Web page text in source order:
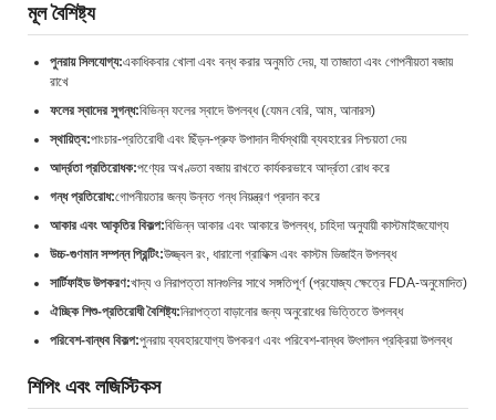
মূল বৈশিষ্ট্য
পুনরায় সিলযোগ্য:একাধিকবার খোলা এবং বন্ধ করার অনুমতি দেয়, যা তাজাতা এবং গোপনীয়তা বজায়
রাখে
ফলের স্বাদের সুগন্ধ:বিভিন্ন ফলের স্বাদে উপলব্ধ (যেমন বেরি, আম, আনারস)
স্থায়িত্ব:পাংচার-প্রতিরোধী এবং ছিঁড়ন-প্রুফ উপাদান দীর্ঘস্থায়ী ব্যবহারের নিশ্চয়তা দেয়
আর্দ্রতা প্রতিরোধক:পণ্যের অখণ্ডতা বজায় রাখতে কার্যকরভাবে আর্দ্রতা রোধ করে
গন্ধ প্রতিরোধ:গোপনীয়তার জন্য উন্নত গন্ধ নিয়ন্ত্রণ প্রদান করে
আকার এবং আকৃতির বিকল্প:বিভিন্ন আকার এবং আকারে উপলব্ধ, চাহিদা অনুযায়ী কাস্টমাইজযোগ্য
উচ্চ-গুণমান সম্পন্ন প্রিন্টিং:উজ্জ্বল রং, ধারালো গ্রাফিক্স এবং কাস্টম ডিজাইন উপলব্ধ
সার্টিফাইড উপকরণ:খাদ্য ও নিরাপত্তা মানগুলির সাথে সঙ্গতিপূর্ণ (প্রযোজ্য ক্ষেত্রে FDA-অনুমোদিত)
ঐচ্ছিক শিশু-প্রতিরোধী বৈশিষ্ট্য:নিরাপত্তা বাড়ানোর জন্য অনুরোধের ভিত্তিতে উপলব্ধ
পরিবেশ-বান্ধব বিকল্প:পুনরায় ব্যবহারযোগ্য উপকরণ এবং পরিবেশ-বান্ধব উৎপাদন প্রক্রিয়া উপলব্ধ
শিপিং এবং লজিস্টিকস